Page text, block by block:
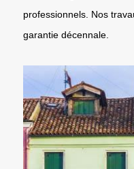
professionnels. Nos
garantie décennale.